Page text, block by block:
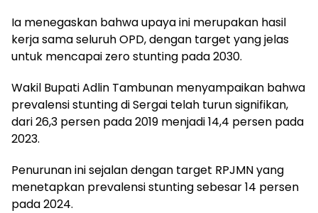
Ia menegaskan bahwa upaya ini merupakan hasil
kerja sama seluruh OPD, dengan target yang jelas
untuk mencapai zero stunting pada 2030.
Wakil Bupati Adlin Tambunan menyampaikan bahwa
prevalensi stunting di Sergai telah turun signifikan,
dari 26,3 persen pada 2019 menjadi 14,4 persen pada
2023.
Penurunan ini sejalan dengan target RPJMN yang
menetapkan prevalensi stunting sebesar 14 persen
pada 2024.